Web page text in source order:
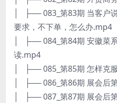
│ ├── 083_第83期 当客户
要求，不下单，怎么办.mp4
│ ├── 084_第84期 安徽菜
读.mp4
│ ├── 085_第85期 怎样克
│ ├── 086_第86期 展会后
│ ├── 087_第87期 展会后